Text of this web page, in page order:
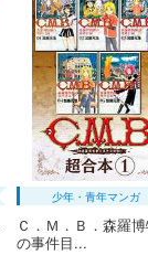
カート
試し読み
カート
少年・青年マンガ
Ｃ．Ｍ．Ｂ．森羅
の事件目...